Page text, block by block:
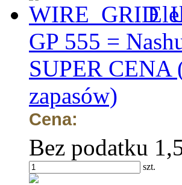
GP 555 =
SUPER CENA
zapasów)
Cena:
Bez podatku
szt.